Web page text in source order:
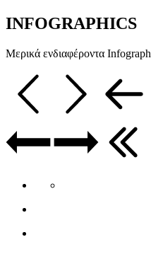
INFOGRAPHICS
Μερικά ενδιαφέροντα